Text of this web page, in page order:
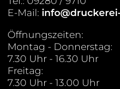
E-Mail:
Öffnungszeiten:
Montag - Donnerstag:
7.30 Uhr - 16.30 Uhr
Freitag:
7.30 Uhr - 13.00 Uhr